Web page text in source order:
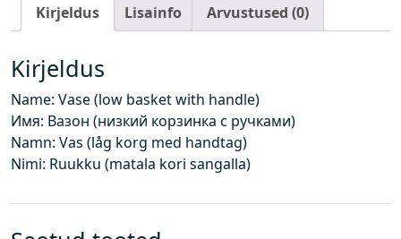
k
o
r
v
s
a
n
a
d
Kirjeldus Lisainfo Arvustused (0)
Kirjeldus
Name: Vase (low basket with handle)
Имя: Вазон (низкий корзинка с ручками)
Namn: Vas (låg korg med handtag)
Nimi: Ruukku (matala kori sangalla)